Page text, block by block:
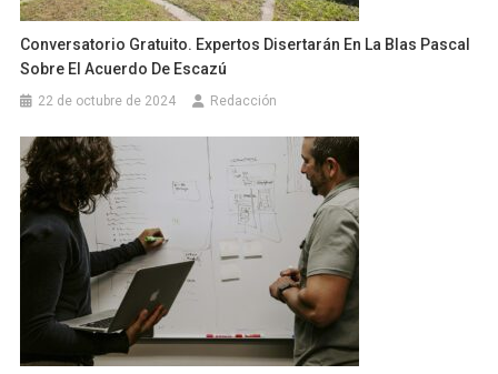
Conversatorio Gratuito. Expertos Disertarán En La Blas Pascal
Sobre El Acuerdo De Escazú
22 de octubre de 2024 Redacción